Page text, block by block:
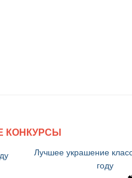
КОНКУРСЫ
Лучшее украшение
году